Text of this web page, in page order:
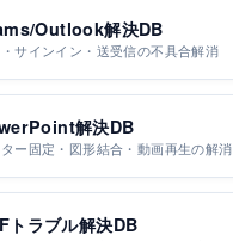
Outlook解決DB
サインイン・送受信の不具合解消
解決DB
ー固定・図形結合・動画再生の解消
トラブル解決DB